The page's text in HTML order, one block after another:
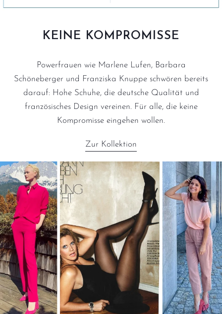
KEINE KOMPROMISSE
Powerfrauen wie Marlene Lufen, Barbara
Schöneberger und Franziska Knuppe schwören bereits
darauf: Hohe Schuhe, die deutsche Qualität und
französisches Design vereinen. Für alle, die keine
Kompromisse eingehen wollen.
Zur Kollektion